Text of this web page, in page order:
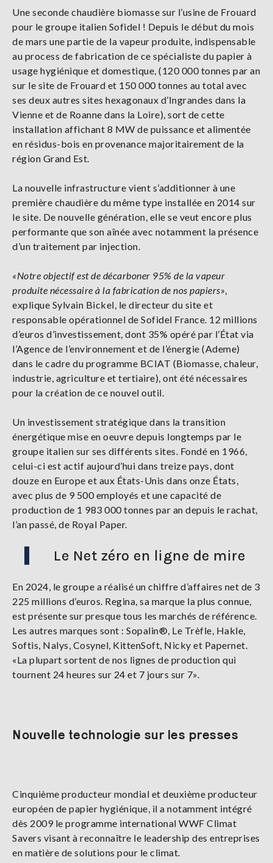
Une seconde chaudière biomasse sur l’usine de Frouard
pour le groupe italien Sofidel ! Depuis le début du mois
de mars une partie de la vapeur produite, indispensable
au process de fabrication de ce spécialiste du papier à
usage hygiénique et domestique, (120 000 tonnes par an
sur le site de Frouard et 150 000 tonnes au total avec
ses deux autres sites hexagonaux d’Ingrandes dans la
Vienne et de Roanne dans la Loire), sort de cette
installation affichant 8 MW de puissance et alimentée
en résidus-bois en provenance majoritairement de la
région Grand Est.
La nouvelle infrastructure vient s’additionner à une
première chaudière du même type installée en 2014 sur
le site. De nouvelle génération, elle se veut encore plus
performante que son aînée avec notamment la présence
d’un traitement par injection.
«Notre objectif est de décarboner 95% de la vapeur
produite nécessaire à la fabrication de nos papiers»,
explique Sylvain Bickel, le directeur du site et
responsable opérationnel de Sofidel France. 12 millions
d’euros d’investissement, dont 35% opéré par l’État via
l’Agence de l’environnement et de l’énergie (Ademe)
dans le cadre du programme BCIAT (Biomasse, chaleur,
industrie, agriculture et tertiaire), ont été nécessaires
pour la création de ce nouvel outil.
Un investissement stratégique dans la transition
énergétique mise en oeuvre depuis longtemps par le
groupe italien sur ses différents sites. Fondé en 1966,
celui-ci est actif aujourd’hui dans treize pays, dont
douze en Europe et aux États-Unis dans onze États,
avec plus de 9 500 employés et une capacité de
production de 1 983 000 tonnes par an depuis le rachat,
l’an passé, de Royal Paper.
Le Net zéro en ligne de mire
En 2024, le groupe a réalisé un chiffre d’affaires net de 3
225 millions d’euros. Regina, sa marque la plus connue,
est présente sur presque tous les marchés de référence.
Les autres marques sont : Sopalin®, Le Trèfle, Hakle,
Softis, Nalys, Cosynel, KittenSoft, Nicky et Papernet.
«La plupart sortent de nos lignes de production qui
tournent 24 heures sur 24 et 7 jours sur 7».
Nouvelle technologie sur les presses
Cinquième producteur mondial et deuxième producteur
européen de papier hygiénique, il a notamment intégré
dès 2009 le programme international WWF Climat
Savers visant à reconnaître le leadership des entreprises
en matière de solutions pour le climat.